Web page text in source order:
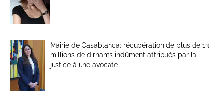
Mairie de Casablanca: récupération de plus de 13
millions de dirhams indûment attribués par la
justice à une avocate